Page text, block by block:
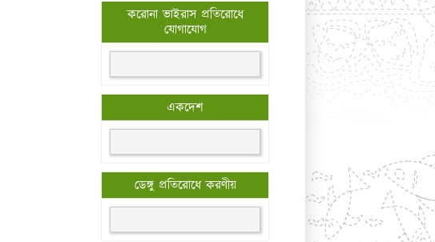
করোনা ভাইরাস প্রতিরোধে
যোগাযোগ
একদেশ
ডেঙ্গু প্রতিরোধে করণীয়